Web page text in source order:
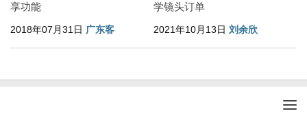
享功能
2018年07月31日 广东客
学镜头订单
2021年10月13日 刘余欣